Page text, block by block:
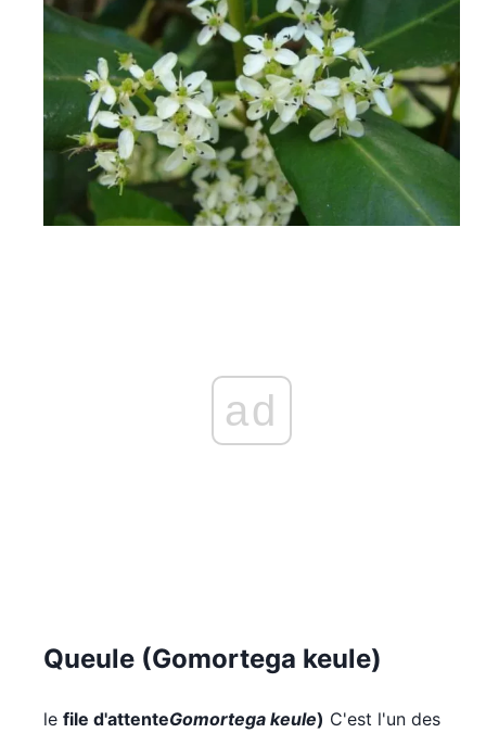
ad
Queule (Gomortega keule)
le file d'attenteGomortega keule) C'est l'un des